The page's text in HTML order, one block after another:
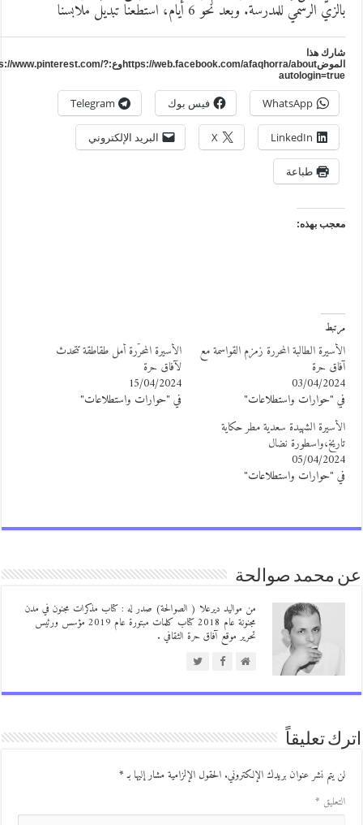
الرسمي للمدرسة. وبعد نحو 6 أيام، استطعنا تبديل ملابسنا
هذا
الموضhttps://web.facebook.com/afaqhorra/aboutوع:https://www.pinterest.com/?
WhatsApp فيس بوك Telegram
LinkedIn
X البريد الإلكتروني
طباعة
بهذه:
الطالبة المحررة زمزم القواسمة مع
حرة
03/04/
"حوارات واستطلاعات"
الأسيرة المحرّرة أمل طقاطقة تتحدث
لآفاق حرة
15/04/2024
في "حوارات واستطلاعات"
الشهيدة سعدية مطر حكاية
نضال
05/04/
"حوارات واستطلاعات"
محمد صوالحة
من مواليد ديرعلا ( الصوالحة) صدر له : كتاب مذكرات مجنون في مدن
مجنونة عام 2018 كتاب كلمات مبتورة عام 2019 مؤسس ورئيس
تحرير موقع آفاق حرة الثقافي .
تعليقاً
يتم نشر عنوان بريدك الإلكتروني.الحقول الإلزامية مشار إليها بـ*
*